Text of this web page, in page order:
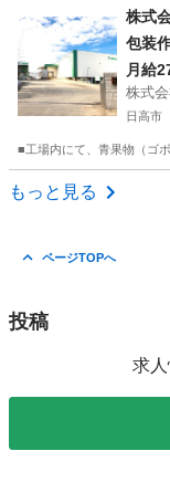
北鴻
株式
包装
月給
株式
日高市
■工場内にて、青果物（ゴ
埼玉 日高市
もっと見る
ページTOPへ
投稿
求